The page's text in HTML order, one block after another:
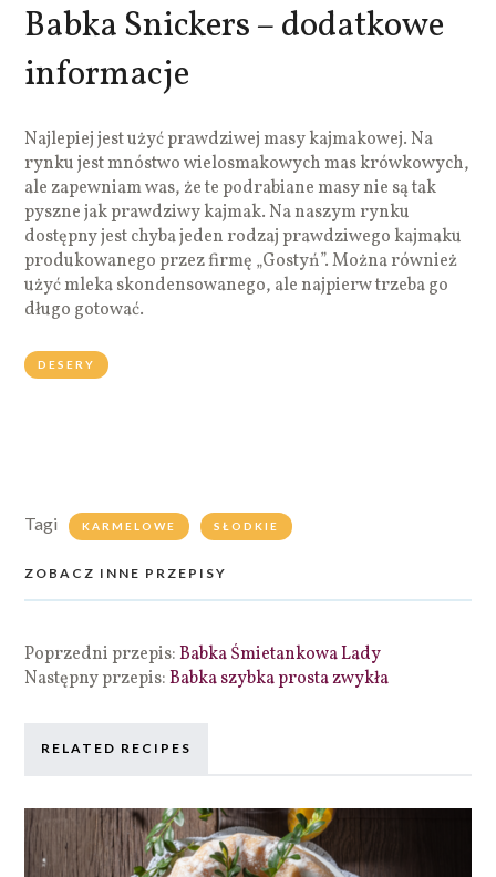
Babka Snickers – dodatkowe
informacje
Najlepiej jest użyć prawdziwej masy kajmakowej. Na
rynku jest mnóstwo wielosmakowych mas krówkowych,
ale zapewniam was, że te podrabiane masy nie są tak
pyszne jak prawdziwy kajmak. Na naszym rynku
dostępny jest chyba jeden rodzaj prawdziwego kajmaku
produkowanego przez firmę „Gostyń”. Można również
użyć mleka skondensowanego, ale najpierw trzeba go
długo gotować.
DESERY
Tagi KARMELOWE SŁODKIE
ZOBACZ INNE PRZEPISY
Poprzedni przepis:Babka Śmietankowa Lady
Następny przepis:Babka szybka prosta zwykła
RELATED RECIPES